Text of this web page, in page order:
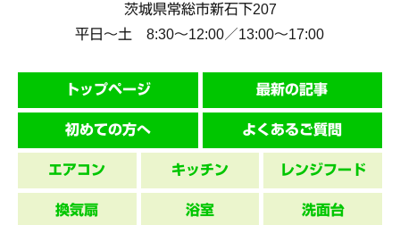
茨城県常総市新石下207
平日～土 8:30〜12:00／13:00〜17:00
トップページ 最新の記事
初めての方へ よくあるご質問
エアコン キッチン レンジフード
換気扇 浴室 洗面台